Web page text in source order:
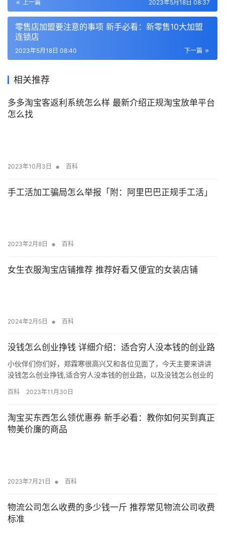
上一篇 2023年5月18日 08:37
零售店加盟要注意的事项 新手必看：新零售10大加盟
连锁店
下一篇
2023年5月18日 08:40
相关推荐
多多淘宝客返利系统怎么样 最新介绍正规淘宝放单平台
怎么找
2023年10月3日 • 百科
手工活加工骗局怎么举报「附：阿里巴巴正规手工活」
2023年2月8日 • 百科
女生衣服淘宝店铺推荐 推荐好看又便宜的女装店铺
2024年2月5日 • 百科
没钱怎么创业挣钱 详细介绍：适合穷人没本钱的创业路
小伙伴们你们好，郑霖寒很高兴又和各位见面了，今天主要来讲讲
没钱怎么创业挣钱,适合穷人没本钱的创业路，以及没钱怎么创业的
巧，下面我就来为大家全部一一解析！ 在我以前分享的文章里面说
是世界上没有不可能的事情，只是想与不想的问题，零成本创业并
非天方…
百科 2023年11月30日
淘宝买东西怎么领优惠券 新手必看：教你如何买到真正
物美价廉的商品
2023年7月21日 • 百科
物流公司怎么收费的多少钱一斤 推荐常见物流公司收费
标准